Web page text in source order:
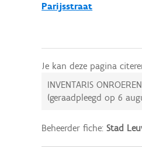
Parijsstraat
Je kan deze pagina
INVENTARIS
(geraadpleegd op6
Beheerder fiche:Stad